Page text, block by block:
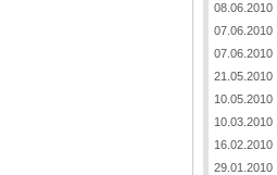
08.06.2010
07.06.2010
07.06.2010
21.05.2010
10.05.2010
10.03.2010
16.02.2010
29.01.2010